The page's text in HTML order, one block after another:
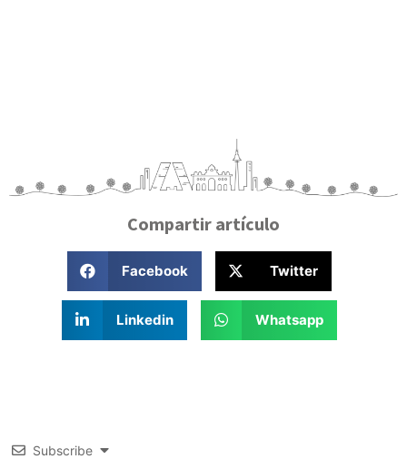
Compartir artículo
Facebook Twitter
Linkedin Whatsapp
Subscribe